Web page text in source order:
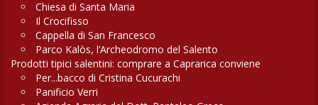
Chiesa di Santa Maria
Il Crocifisso
Cappella di San Francesco
Parco Kalòs, l’Archeodromo del Salento
Prodotti tipici salentini: comprare a Caprarica conviene
Per...bacco di Cristina Cucurachi
Panificio Verri